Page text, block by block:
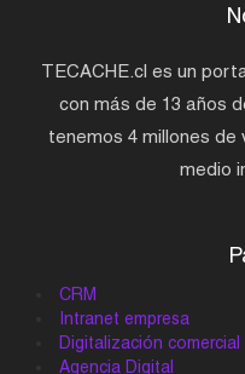
TECACHE.cl es un
con más de 13 años
tenemos 4 millones de
medio
CRM
Intranet empresa
Digitalización comercial
Agencia Digital